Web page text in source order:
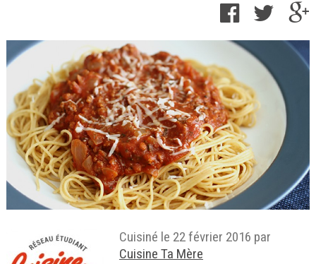
Cuisiné le 22 février 2016 par
Cuisine Ta Mère